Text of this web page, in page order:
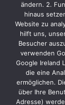
bb_built=“1″
[et_pb_text
Noch
Schaue
ändern. 2.
hinaus
Website zu
hilft uns,
Besucher
verwenden
Google Ireland
die eine
ermöglichen.
über Ihre
Adresse)